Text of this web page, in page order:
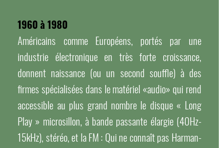
1960 à 1980
Américains comme Européens, portés par une
industrie électronique en très forte croissance,
donnent naissance (ou un second souffle) à des
firmes spécialisées dans le matériel «audio» qui rend
accessible au plus grand nombre le disque « Long
Play » microsillon, à bande passante élargie (40Hz-
15kHz), stéréo, et la FM : Qui ne connaît pas Harman-